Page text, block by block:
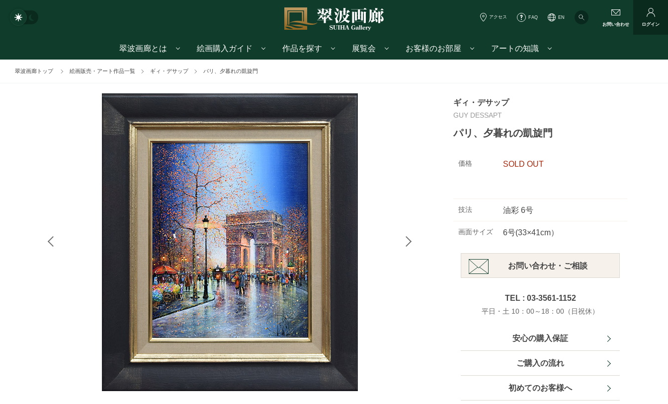
アクセス FAQ
EN
お問い合わせ
ログイン
翠波画廊とは 絵画購入ガイド 作品を探す 展覧会 お客様のお部屋 アートの知識
翠波画廊トップ 絵画販売・アート作品一覧 ギィ・デサップ パリ、夕暮れの凱旋門
ギィ・デサップ
GUY DESSAPT
パリ、夕暮れの凱旋門
価格 SOLD OUT
技法 油彩 6号
画面サイズ 6号(33×41cm）
お問い合わせ・ご相談
TEL : 03-3561-1152
平日・土 10：00～18：00（日祝休）
安心の購入保証
ご購入の流れ
初めてのお客様へ